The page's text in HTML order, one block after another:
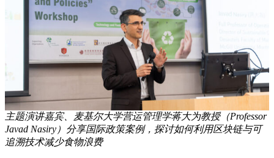
主题演讲嘉宾、麦基尔大学营运管理学蒋大为教授（Professor
Javad Nasiry）分享国际政策案例，探讨如何利用区块链与可
追溯技术减少食物浪费